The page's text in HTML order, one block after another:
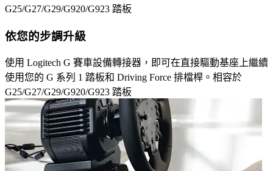
G25/G27/G29/G920/G923 踏板
依您的步調升級
使用 Logitech G 賽車設備轉接器，即可在直接驅動基座上繼續
使用您的 G 系列 1 踏板和 Driving Force 排檔桿。相容於
G25/G27/G29/G920/G923 踏板